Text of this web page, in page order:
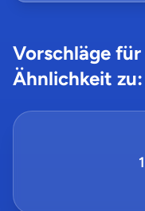
Vorschläge
Ähnlichkeit zu: